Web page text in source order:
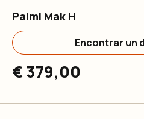
Palmi Mak H
Encontrar un
€ 379,00